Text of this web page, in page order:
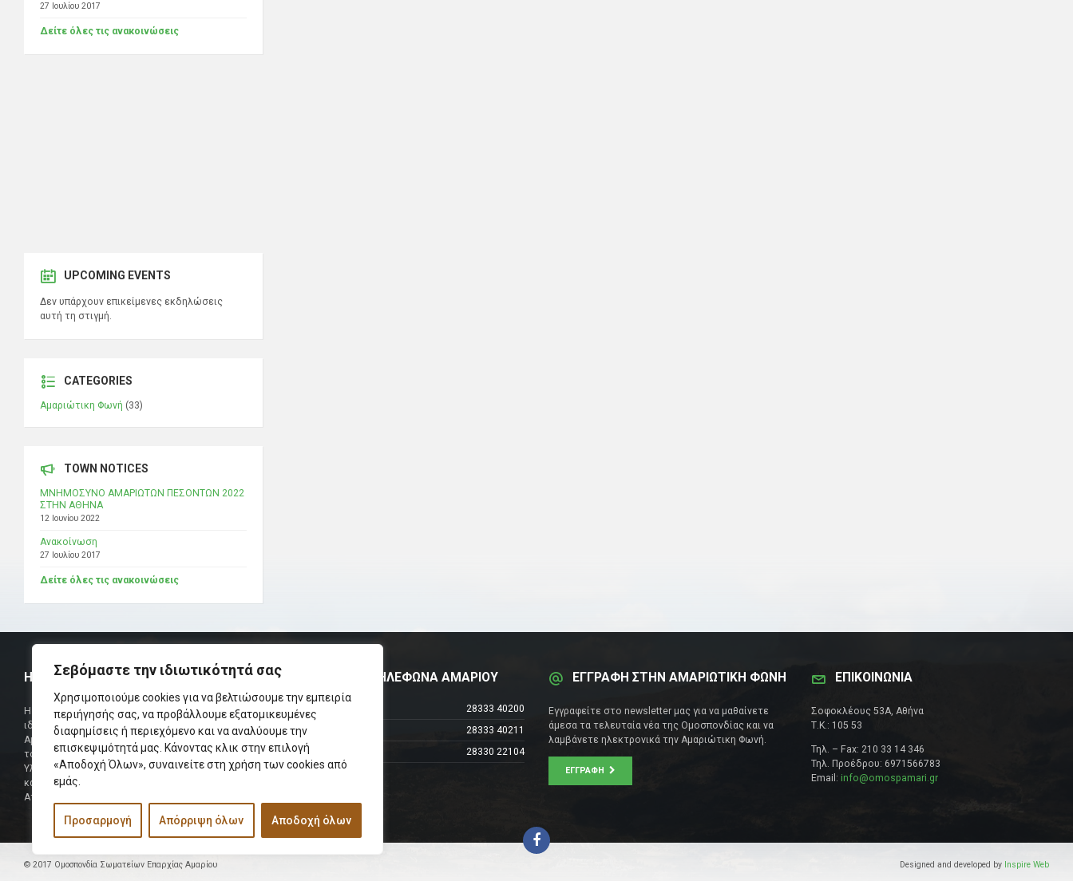
Σεβόμαστε την ιδιωτικότητά σας
Χρησιμοποιούμε cookies για να βελτιώσουμε την εμπειρία
περιήγησής σας, να προβάλλουμε εξατομικευμένες
διαφημίσεις ή περιεχόμενο και να αναλύουμε την
επισκεψιμότητά μας. Κάνοντας κλικ στην επιλογή
«Αποδοχή Όλων», συναινείτε στη χρήση των cookies από
εμάς.
Προσαρμογή Απόρριψη όλων Αποδοχή όλων
27 Ιουλίου 2017
Δείτε όλες τις ανακοινώσεις
UPCOMING EVENTS
Δεν υπάρχουν επικείμενες εκδηλώσεις
αυτή τη στιγμή.
CATEGORIES
Αμαριώτικη Φωνή (33)
TOWN NOTICES
ΜΝΗΜΟΣΥΝΟ ΑΜΑΡΙΩΤΩΝ ΠΕΣΟΝΤΩΝ 2022
ΣΤΗΝ ΑΘΗΝΑ
12 Ιουνίου 2022
Ανακοίνωση
27 Ιουλίου 2017
Δείτε όλες τις ανακοινώσεις
Η ΟΜΟΣΠΟΝΔΙΑ
Η Ομοσπονδία Σωματείων Επαρχίας Αμαρίου
ιδρύθηκε και πήρε τη θέση της Ένωσης
Αμαριωτών, που λειτουργούσε από το 1966 μέχρι
το 1984.
Υλοποιήθηκε σε συνεργασία των μελών του Δ.Σ
και των Δ.Σ των Αμαριώτικων Σωματείων της
Αττικής.
ΧΡΗΣΙΜΑ ΤΗΛΕΦΩΝΑ ΑΜΑΡΙΟΥ
Τηλεφωνικό Κέντρο
28333 40200
Δήμαρχος
28333 40211
Φαξ
28330 22104
ΕΓΓΡΑΦΗ ΣΤΗΝ ΑΜΑΡΙΩΤΙΚΗ ΦΩΝΗ
Εγγραφείτε στο newsletter μας για να μαθαίνετε
άμεσα τα τελευταία νέα της Ομοσπονδίας και να
λαμβάνετε ηλεκτρονικά την Αμαριώτικη Φωνή.
ΕΓΓΡΑΦΉ
ΕΠΙΚΟΙΝΩΝΊΑ
Σοφοκλέους 53Α, Αθήνα
Τ.Κ.: 105 53
Τηλ. – Fax: 210 33 14 346
Τηλ. Προέδρου: 6971566783
Email: info@omospamari.gr
© 2017 Ομοσπονδία Σωματείων Επαρχίας Αμαρίου Designed and developed by Inspire Web